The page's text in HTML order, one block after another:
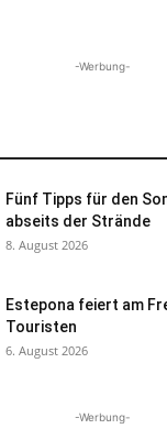
-Werbung-
Fünf Tipps für den
abseits der Strände
8. August 2026
Estepona feiert am
Touristen
6. August 2026
-Werbung-